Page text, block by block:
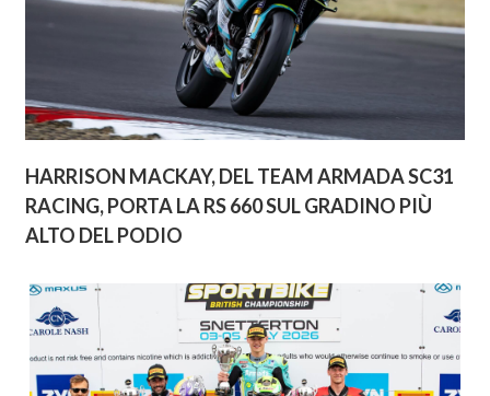
HARRISON MACKAY, DEL TEAM ARMADA SC31
RACING, PORTA LA RS 660 SUL GRADINO PIÙ
ALTO DEL PODIO